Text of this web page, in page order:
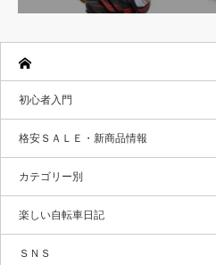
初心者入門
格安ＳＡＬＥ・新商品情報
カテゴリー別
楽しい自転車日記
ＳＮＳ